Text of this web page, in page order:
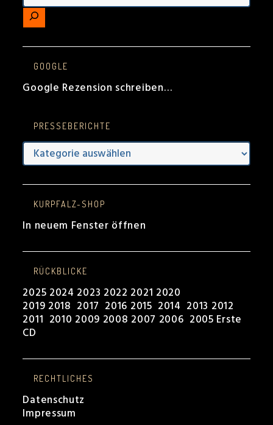
GOOGLE
Google Rezension schreiben…
PRESSEBERICHTE
Presseberichte
KURPFALZ-SHOP
In neuem Fenster öffnen
RÜCKBLICKE
2025 2024 2023 2022 2021 2020
2019 2018 2017 2016 2015 2014 2013 2012
2011 2010 2009 2008 2007 2006 2005 Erste
CD
RECHTLICHES
Datenschutz
Impressum